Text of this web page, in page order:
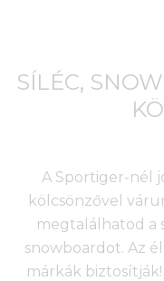
SÍLÉC,
A Sportiger-nél
kölcsönzővel
megtalálhatod a
snowboardot. Az
márkák